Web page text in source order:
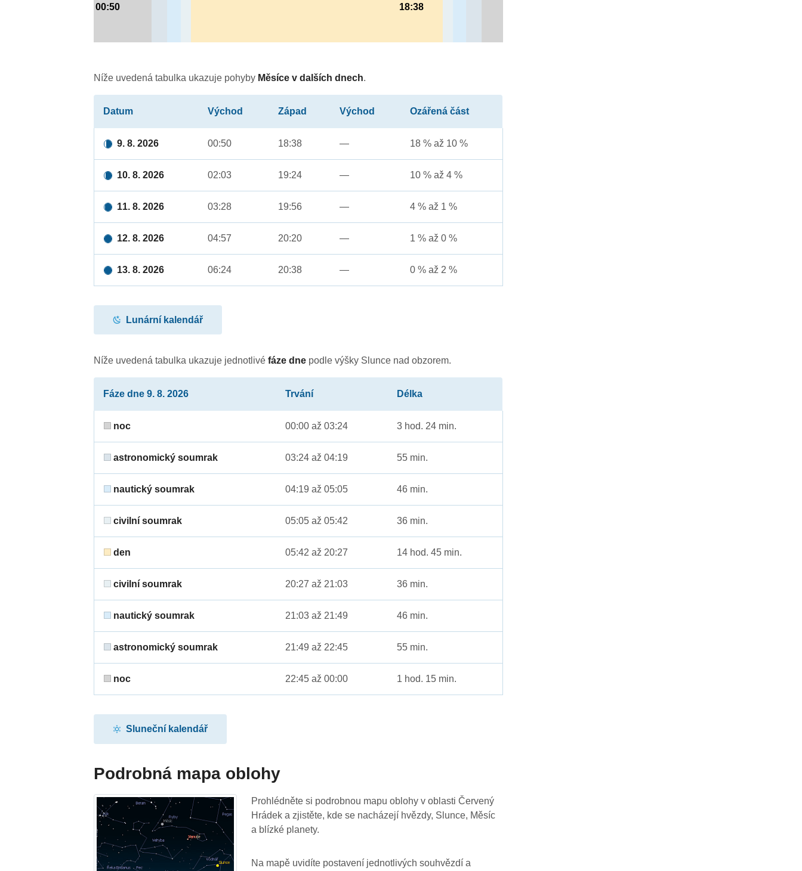
00:50 18:38
Níže uvedená tabulka ukazuje pohyby Měsíce v dalších dnech.
Datum Východ Západ Východ Ozářená část
9. 8. 2026 00:50 18:38 — 18 % až 10 %
10. 8. 2026 02:03 19:24 — 10 % až 4 %
11. 8. 2026 03:28 19:56 — 4 % až 1 %
12. 8. 2026 04:57 20:20 — 1 % až 0 %
13. 8. 2026 06:24 20:38 — 0 % až 2 %
Lunární kalendář
Níže uvedená tabulka ukazuje jednotlivéfáze dne podle výšky Slunce nad obzorem.
Fáze dne 9. 8. 2026 Trvání Délka
noc 00:00 až 03:24 3 hod. 24 min.
astronomický soumrak 03:24 až 04:19 55 min.
nautický soumrak 04:19 až 05:05 46 min.
civilní soumrak 05:05 až 05:42 36 min.
den 05:42 až 20:27 14 hod. 45 min.
civilní soumrak 20:27 až 21:03 36 min.
nautický soumrak 21:03 až 21:49 46 min.
astronomický soumrak 21:49 až 22:45 55 min.
noc 22:45 až 00:00 1 hod. 15 min.
Sluneční kalendář
Podrobná mapa oblohy
Prohlédněte si podrobnou mapu oblohy v oblasti Červený
Hrádek a zjistěte, kde se nacházejí hvězdy, Slunce, Měsíc
a blízké planety.
Na mapě uvidíte postavení jednotlivých souhvězdí a